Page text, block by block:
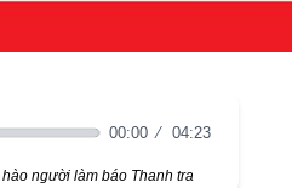
00:00 04:23
hào người làm báo Thanh tra